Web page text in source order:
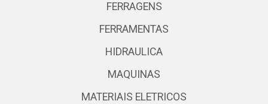
FERRAGENS
FERRAMENTAS
HIDRAULICA
MAQUINAS
MATERIAIS ELETRICOS